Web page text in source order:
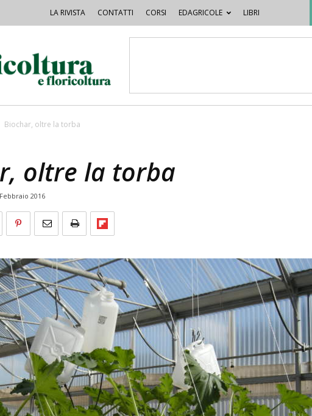
LA RIVISTA CONTATTI CORSI EDAGRICOLE LIBRI
Biochar, oltre la torba
oltre la torba
2016